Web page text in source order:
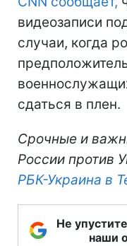
видеозаписи
случаи, когда
сдаться в плен.
Срочные и
России против
РБК-Украина в
Не
наши